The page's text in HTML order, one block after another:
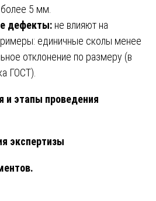
5 мм.
дефекты: не влияют на
единичные сколы менее
отклонение по размеру (в
ГОСТ).
и этапы проведения
экспертизы